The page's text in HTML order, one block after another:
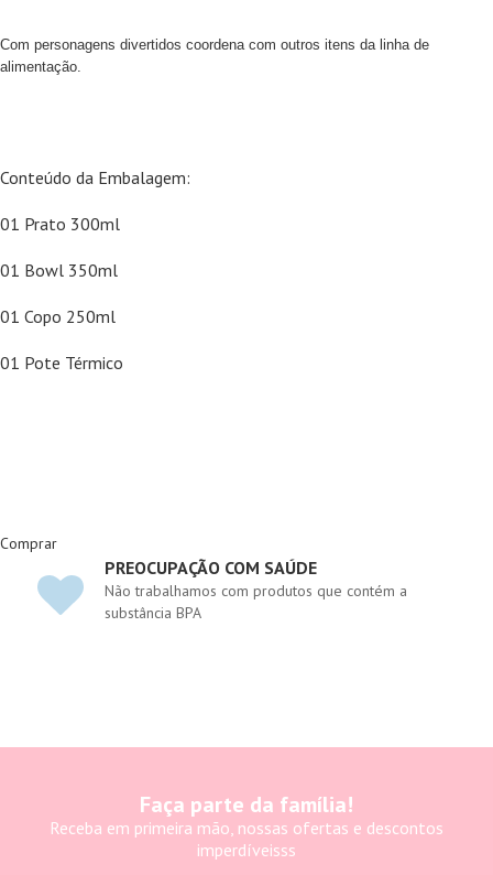
Com personagens divertidos coordena com outros itens da linha de
alimentação.
Conteúdo da Embalagem:
01 Prato 300ml
01 Bowl 350ml
01 Copo 250ml
01 Pote Térmico
Comprar
PREOCUPAÇÃO COM SAÚDE
Não trabalhamos com produtos que contém a
substância BPA
Faça parte da família!
Receba em primeira mão, nossas ofertas e descontos
imperdíveisss